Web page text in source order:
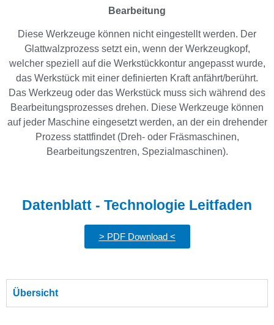
Bearbeitung
Diese Werkzeuge können nicht eingestellt werden. Der
Glattwalzprozess setzt ein, wenn der Werkzeugkopf,
welcher speziell auf die Werkstückkontur angepasst wurde,
das Werkstück mit einer definierten Kraft anfährt/berührt.
Das Werkzeug oder das Werkstück muss sich während des
Bearbeitungsprozesses drehen. Diese Werkzeuge können
auf jeder Maschine eingesetzt werden, an der ein drehender
Prozess stattfindet (Dreh- oder Fräsmaschinen,
Bearbeitungszentren, Spezialmaschinen).
Datenblatt - Technologie Leitfaden
> PDF Download <
Übersicht